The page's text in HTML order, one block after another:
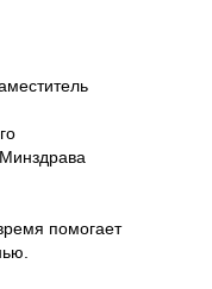
помогает